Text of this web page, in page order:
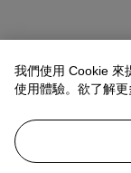
我們使用 Cookie 來
使用體驗。欲了解